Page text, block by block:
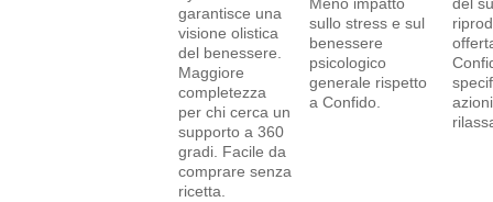
garantisce una
visione olistica
del benessere.
Maggiore
completezza
per chi cerca un
supporto a 360
gradi. Facile da
comprare senza
ricetta.
Meno impatto
sullo stress e sul
benessere
psicologico
generale rispetto
a Confido.
del